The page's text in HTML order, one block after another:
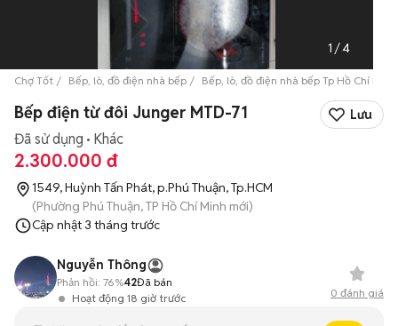
1 /4
Chợ Tốt Bếp, lò, đồ điện nhà bếp Bếp, lò, đồ điện nhà bếp Tp Hồ Chí Minh
Bếp điện từ đôi Junger MTD-71 Lưu
Đã sử dụng Khác
2.300.000 đ
1549, Huỳnh Tấn Phát, p.Phú Thuận, Tp.HCM
(Phường Phú Thuận, TP Hồ Chí Minh mới)
Cập nhật3 tháng trước
Nguyễn Thông
Hoạt động 18 giờ trước
Phản hồi: 76%42Đã bán
0 đánh giá